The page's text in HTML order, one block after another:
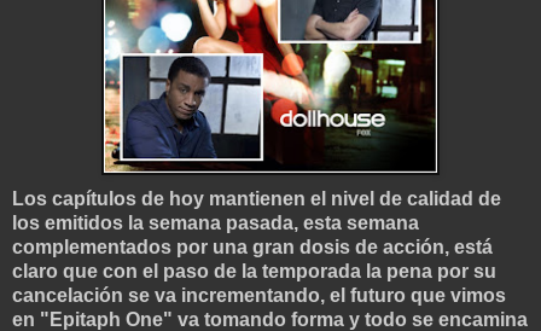
Los capítulos de hoy mantienen el nivel de calidad de
los emitidos la semana pasada, esta semana
complementados por una gran dosis de acción, está
claro que con el paso de la temporada la pena por su
cancelación se va incrementando, el futuro que vimos
en "Epitaph One" va tomando forma y todo se encamina